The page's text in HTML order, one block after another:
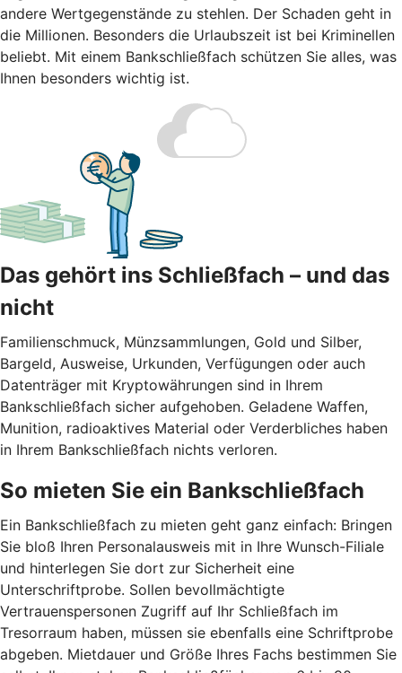
andere Wertgegenstände zu stehlen. Der Schaden geht in
die Millionen. Besonders die Urlaubszeit ist bei Kriminellen
beliebt. Mit einem Bankschließfach schützen Sie alles, was
Ihnen besonders wichtig ist.
Das gehört ins Schließfach – und das
nicht
Familienschmuck, Münzsammlungen, Gold und Silber,
Bargeld, Ausweise, Urkunden, Verfügungen oder auch
Datenträger mit Kryptowährungen sind in Ihrem
Bankschließfach sicher aufgehoben. Geladene Waffen,
Munition, radioaktives Material oder Verderbliches haben
in Ihrem Bankschließfach nichts verloren.
So mieten Sie ein Bankschließfach
Ein Bankschließfach zu mieten geht ganz einfach: Bringen
Sie bloß Ihren Personalausweis mit in Ihre Wunsch-Filiale
und hinterlegen Sie dort zur Sicherheit eine
Unterschriftprobe. Sollen bevollmächtigte
Vertrauenspersonen Zugriff auf Ihr Schließfach im
Tresorraum haben, müssen sie ebenfalls eine Schriftprobe
abgeben. Mietdauer und Größe Ihres Fachs bestimmen Sie